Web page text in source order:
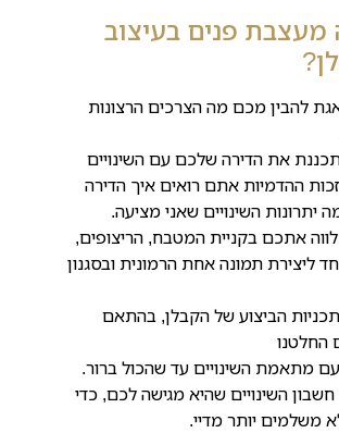
פנים בעיצוב
להבין מכם מה הצרכים הרצונות
את הדירה שלכם עם השינויים
ההדמיות אתם רואים איך הדירה
יתרונות השינויים שאני מציעה.
אתכם בקניית המטבח, הריצופים,
ליצירת תמונה אחת הרמונית ובסגנון
הביצוע של הקבלן, בהתאם
החלטנו
מתאמת השינויים עד שהכול ברור.
השינויים שהיא מגישה לכם, כדי
משלמים יותר מדיי.